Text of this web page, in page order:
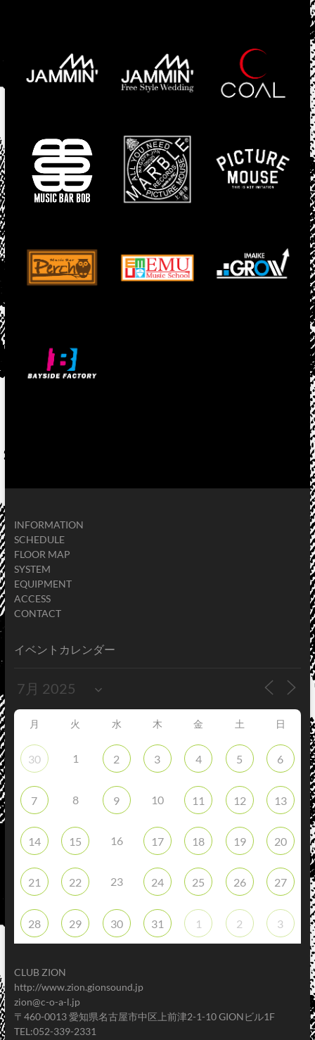
INFORMATION
SCHEDULE
FLOOR MAP
SYSTEM
EQUIPMENT
ACCESS
CONTACT
イベントカレンダー
月 火 水 木 金 土 日
30 1 2 3 4 5 6
7 8 9 10 11 12 13
14 15 16 17 18 19 20
21 22 23 24 25 26 27
28 29 30 31 1 2 3
CLUB ZION
http://www.zion.gionsound.jp
zion@c-o-a-l.jp
〒460-0013 愛知県名古屋市中区上前津2-1-10 GIONビル1F
TEL:052-339-2331